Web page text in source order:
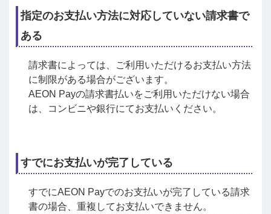
指定のお支払い方法に対応していない請求書で
ある
請求書によっては、ご利用いただけるお支払い方法
に制限がある場合がございます。
AEON Payの請求書払いをご利用いただけない場合
は、コンビニや銀行にてお支払いください。
すでにお支払いが完了している
すでにAEON Payでのお支払いが完了している請求
書の場合、重複してお支払いできません。